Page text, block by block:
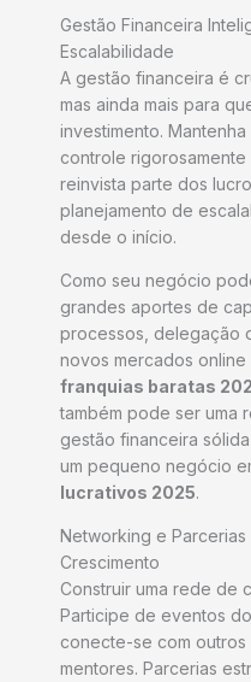
Gestão Financeira
Escalabilidade
A gestão financeira é
mas ainda mais para
investimento.
controle
reinvista parte dos
planejamento de
desde o início.
Como seu negócio
grandes aportes de
processos, delegação
novos mercados online
franquias baratas
também pode ser uma
gestão financeira
um pequeno negócio
lucrativos 2025.
Networking e
Crescimento
Construir uma rede de
Participe de eventos
conecte-se com
mentores. Parcerias